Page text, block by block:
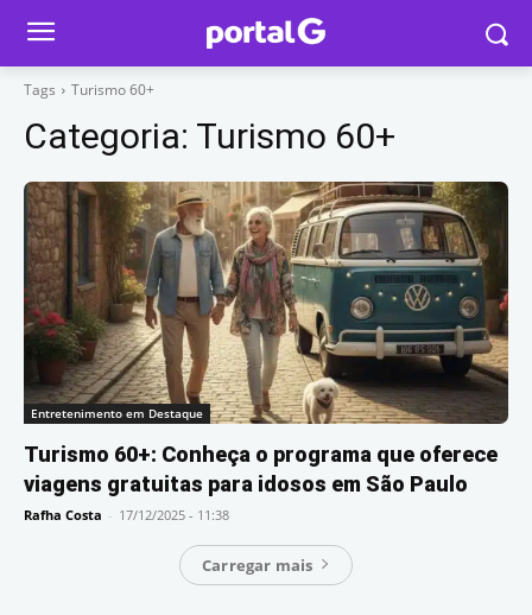
Tags Turismo 60+
Categoria: Turismo 60+
Entretenimento em Destaque
Turismo 60+: Conheça o programa que oferece
viagens gratuitas para idosos em São Paulo
Rafha Costa - 17/12/2025 - 11:38
Carregar mais